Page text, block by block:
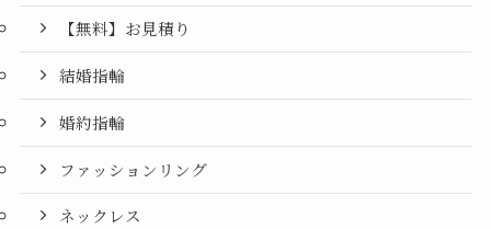
【無料】お見積り
結婚指輪
婚約指輪
ファッションリング
ネックレス